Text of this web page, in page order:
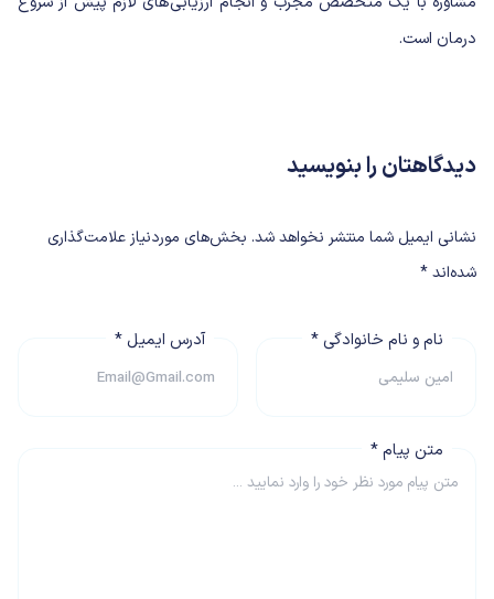
درمان است.
دیدگاهتان را بنویسید
نشانی ایمیل شما منتشر نخواهد شد. بخش‌های موردنیاز علامت‌گذاری
شده‌اند*
نام و نام خانوادگی * آدرس ایمیل*
متن پیام*